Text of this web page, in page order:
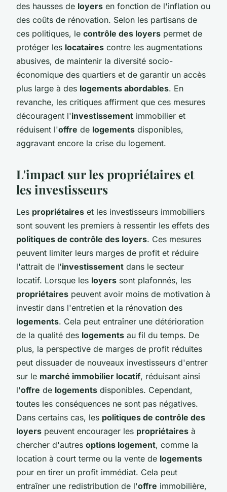
des hausses de loyers en fonction de l'inflation ou
des coûts de rénovation. Selon les partisans de
ces politiques, le contrôle des loyers permet de
protéger les locataires contre les augmentations
abusives, de maintenir la diversité socio-
économique des quartiers et de garantir un accès
plus large à des logements abordables. En
revanche, les critiques affirment que ces mesures
découragent l'investissement immobilier et
réduisent l'offre de logements disponibles,
aggravant encore la crise du logement.
L'impact sur les propriétaires et
les investisseurs
Les propriétaires et les investisseurs immobiliers
sont souvent les premiers à ressentir les effets des
politiques de contrôle des loyers. Ces mesures
peuvent limiter leurs marges de profit et réduire
l'attrait de l'investissement dans le secteur
locatif. Lorsque les loyers sont plafonnés, les
propriétaires peuvent avoir moins de motivation à
investir dans l'entretien et la rénovation des
logements. Cela peut entraîner une détérioration
de la qualité des logements au fil du temps. De
plus, la perspective de marges de profit réduites
peut dissuader de nouveaux investisseurs d'entrer
sur le marché immobilier locatif, réduisant ainsi
l'offre de logements disponibles. Cependant,
toutes les conséquences ne sont pas négatives.
Dans certains cas, les politiques de contrôle des
loyers peuvent encourager les propriétaires à
chercher d'autres options logement, comme la
location à court terme ou la vente de logements
pour en tirer un profit immédiat. Cela peut
entraîner une redistribution de l'offre immobilière,